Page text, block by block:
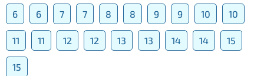
6 6 7 7 8 8 9 9 10 10
11 11 12 12 13 13 14 14 15
15